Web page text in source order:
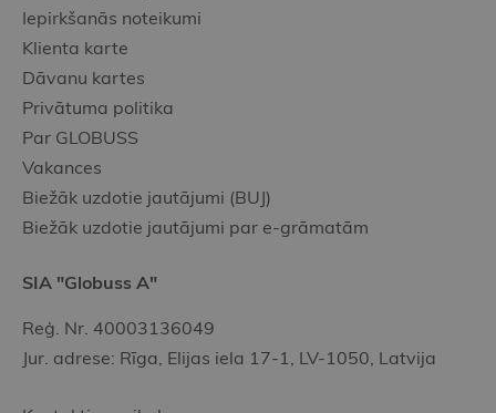
Iepirkšanās noteikumi
Klienta karte
Dāvanu kartes
Privātuma politika
Par GLOBUSS
Vakances
Biežāk uzdotie jautājumi (BUJ)
Biežāk uzdotie jautājumi par e-grāmatām
SIA "Globuss A"
Reģ. Nr. 40003136049
Jur. adrese: Rīga, Elijas iela 17-1, LV-1050, Latvija